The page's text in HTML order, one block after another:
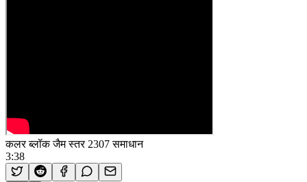
कलर ब्लॉक जैम स्तर 2307 समाधान
3:38